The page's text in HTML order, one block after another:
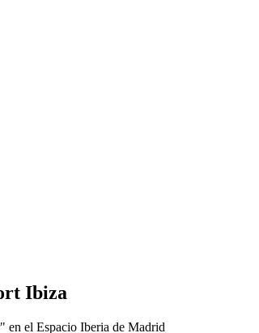
Ibiza